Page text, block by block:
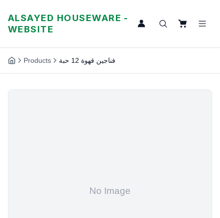
ALSAYED HOUSEWARE -
WEBSITE
Products فناجين قهوة 12 حبة